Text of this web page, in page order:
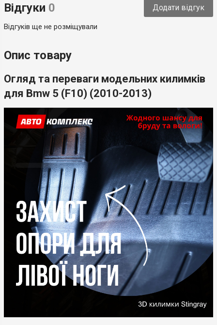
Країна-виробник
Відгуки 0 Додати відгук
Відгуків ще не розміщували
Опис товару
Огляд та переваги модельних килимків
для Bmw 5 (F10) (2010-2013)